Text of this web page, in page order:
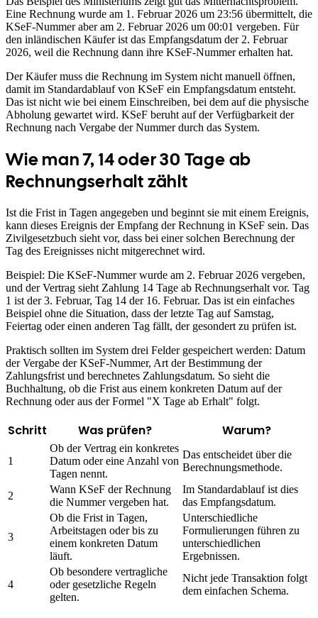
Eine Rechnung wurde am 1. Februar 2026 um 23:56 übermittelt, die
KSeF-Nummer aber am 2. Februar 2026 um 00:01 vergeben. Für
den inländischen Käufer ist das Empfangsdatum der 2. Februar
2026, weil die Rechnung dann ihre KSeF-Nummer erhalten hat.
Der Käufer muss die Rechnung im System nicht manuell öffnen,
damit im Standardablauf von KSeF ein Empfangsdatum entsteht.
Das ist nicht wie bei einem Einschreiben, bei dem auf die physische
Abholung gewartet wird. KSeF beruht auf der Verfügbarkeit der
Rechnung nach Vergabe der Nummer durch das System.
Wie man 7, 14 oder 30 Tage ab
Rechnungserhalt zählt
Ist die Frist in Tagen angegeben und beginnt sie mit einem Ereignis,
kann dieses Ereignis der Empfang der Rechnung in KSeF sein. Das
Zivilgesetzbuch sieht vor, dass bei einer solchen Berechnung der
Tag des Ereignisses nicht mitgerechnet wird.
Beispiel: Die KSeF-Nummer wurde am 2. Februar 2026 vergeben,
und der Vertrag sieht Zahlung 14 Tage ab Rechnungserhalt vor. Tag
1 ist der 3. Februar, Tag 14 der 16. Februar. Das ist ein einfaches
Beispiel ohne die Situation, dass der letzte Tag auf Samstag,
Feiertag oder einen anderen Tag fällt, der gesondert zu prüfen ist.
Praktisch sollten im System drei Felder gespeichert werden: Datum
der Vergabe der KSeF-Nummer, Art der Bestimmung der
Zahlungsfrist und berechnetes Zahlungsdatum. So sieht die
Buchhaltung, ob die Frist aus einem konkreten Datum auf der
Rechnung oder aus der Formel "X Tage ab Erhalt" folgt.
Schritt Was prüfen? Warum?
1
Ob der Vertrag ein konkretes
Datum oder eine Anzahl von
Tagen nennt.
Das entscheidet über die
Berechnungsmethode.
2
Wann KSeF der Rechnung
die Nummer vergeben hat.
Im Standardablauf ist dies
das Empfangsdatum.
3
Ob die Frist in Tagen,
Arbeitstagen oder bis zu
einem konkreten Datum
läuft.
Unterschiedliche
Formulierungen führen zu
unterschiedlichen
Ergebnissen.
4
Ob besondere vertragliche
oder gesetzliche Regeln
gelten.
Nicht jede Transaktion folgt
dem einfachen Schema.